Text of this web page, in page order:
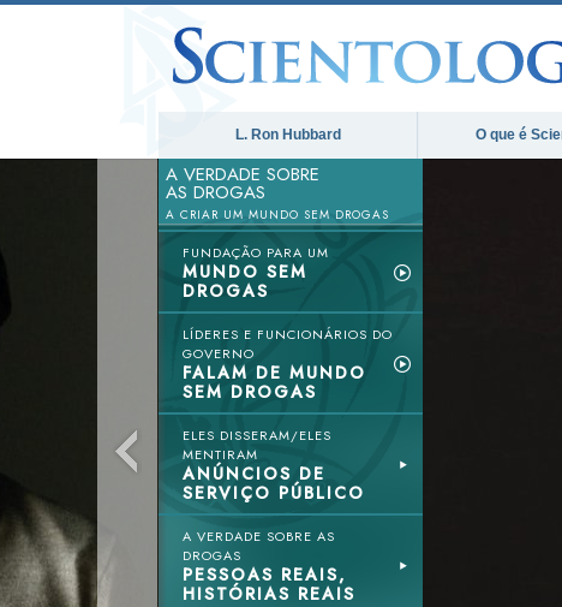
L. Ron Hubbard O que é
A VERDADE SOBRE
AS DROGAS
A CRIAR UM MUNDO SEM DROGAS
FUNDAÇÃO PARA UM
MUNDO SEM
DROGAS
LÍDERES E FUNCIONÁRIOS DO
GOVERNO
FALAM DE MUNDO
SEM DROGAS
ELES DISSERAM/ELES
MENTIRAM
ANÚNCIOS DE
SERVIÇO PÚBLICO
A VERDADE SOBRE AS
DROGAS
PESSOAS REAIS,
HISTÓRIAS REAIS